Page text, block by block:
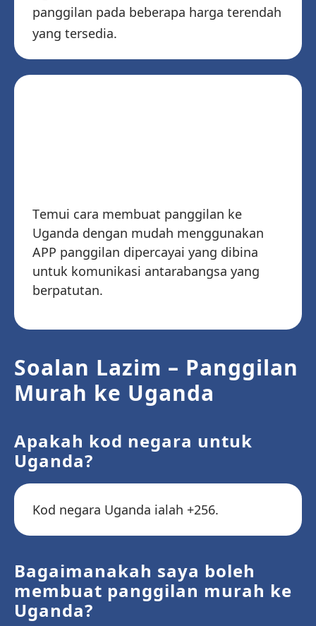
panggilan pada beberapa harga terendah
yang tersedia.
Temui cara membuat panggilan ke
Uganda dengan mudah menggunakan
APP panggilan dipercayai yang dibina
untuk komunikasi antarabangsa yang
berpatutan.
Soalan Lazim – Panggilan
Murah ke Uganda
Apakah kod negara untuk
Uganda?
Kod negara Uganda ialah +256.
Bagaimanakah saya boleh
membuat panggilan murah ke
Uganda?